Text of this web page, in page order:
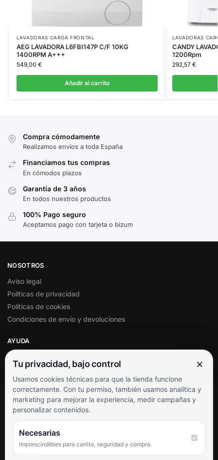
LAVADORAS CARGA FRONTAL
AEG LAVADORA L6FBI147P C/F 10KG
1400RPM A+++
549,00 €
Añadir al carrito
LAVADORAS
CANDY
1200Rpm
292,57 €
Compra cómodamente
Realizamos envíos a toda España
Financiamos tus compras
En cómodos plazos
Garantía de 3 años
En todos nuestros productos
100% Pago seguro
Aceptamos pago con tarjeta o bizum
NOSOTROS
Aviso legal
Políticas de privacidad
Políticas de cookies
Condiciones de envío y devoluciones
AYUDA
Soporte al cliente
Contacto
Términos y condiciones
Preguntas frecuentes
SÍGUENOS
Facebook
Tu privacidad, bajo control ×
Usamos cookies técnicas para que la tienda funcione
correctamente. Con tu permiso, también usamos analítica y
marketing para mejorar la experiencia, medir campañas y
personalizar contenidos.
Necesarias
Imprescindibles para carrito, seguridad y compra.